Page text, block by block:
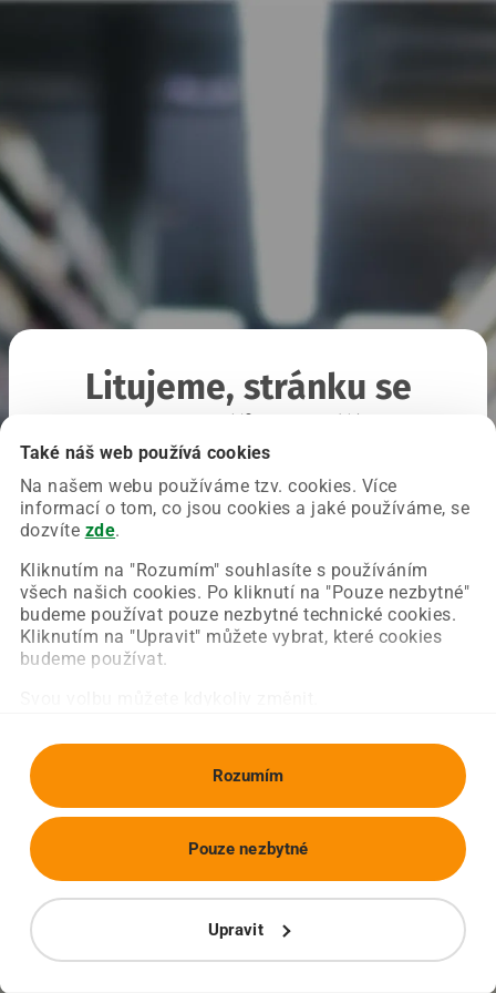
Také náš web používá cookies
Na našem webu používáme tzv. cookies. Více
informací o tom, co jsou cookies a jaké používáme, se
dozvíte zde.
Kliknutím na "Rozumím" souhlasíte s používáním
všech našich cookies. Po kliknutí na "Pouze nezbytné"
budeme používat pouze nezbytné technické cookies.
Kliknutím na "Upravit" můžete vybrat, které cookies
budeme používat.
Rozumím
Upravit
Pouze nezbytné
Litujeme, stránku se
Chyba nastala na naší straně a už ji opravujeme.
Zkuste prosím znovu načíst požadovanou stránku.
Obnovit stránku Úvodní strana